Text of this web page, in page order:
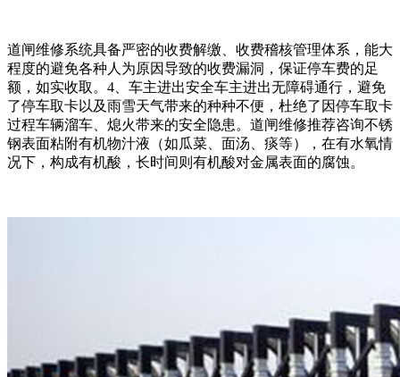
道闸维修系统具备严密的收费解缴、收费稽核管理体系，能大
程度的避免各种人为原因导致的收费漏洞，保证停车费的足
额，如实收取。4、车主进出安全车主进出无障碍通行，避免
了停车取卡以及雨雪天气带来的种种不便，杜绝了因停车取卡
过程车辆溜车、熄火带来的安全隐患。道闸维修推荐咨询不锈
钢表面粘附有机物汁液（如瓜菜、面汤、痰等），在有水氧情
况下，构成有机酸，长时间则有机酸对金属表面的腐蚀。